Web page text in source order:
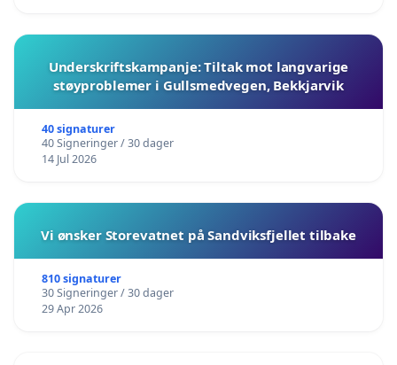
Underskriftskampanje: Tiltak mot langvarige
støyproblemer i Gullsmedvegen, Bekkjarvik
40 signaturer
40 Signeringer / 30 dager
14 Jul 2026
Vi ønsker Storevatnet på Sandviksfjellet tilbake
810 signaturer
30 Signeringer / 30 dager
29 Apr 2026